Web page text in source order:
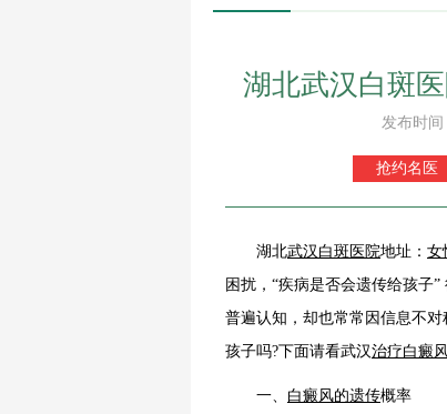
湖北武汉白斑
发布时
抢约名医
湖北武汉白斑医院地址： 女
困扰，“疾病是否会遗传给孩子
普遍认知，却也常常因信息不
孩子吗?下面请看武汉治疗白癜
一、 白癜风的遗传概率